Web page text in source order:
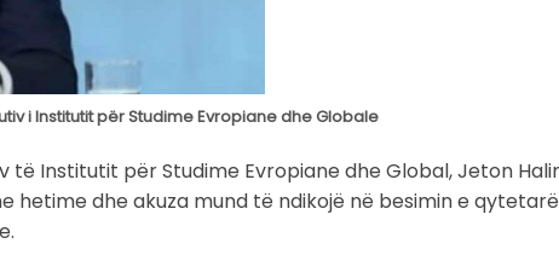
i Institutit për Studime Evropiane dhe Globale
Institutit për Studime Evropiane dhe Global, Jeton
hetime dhe akuza mund të ndikojë në besimin e